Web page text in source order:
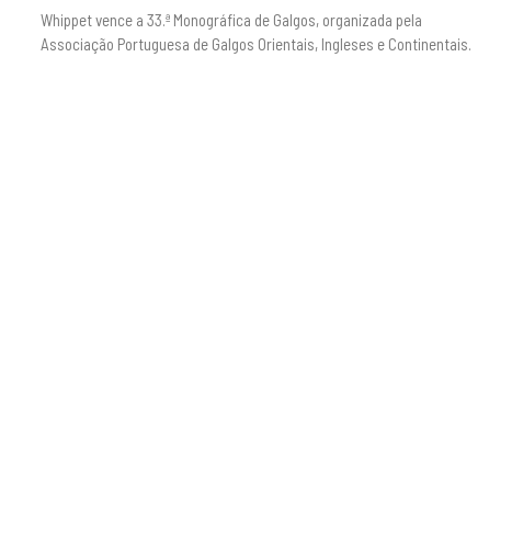
Whippet vence a 33.ª Monográfica de Galgos, organizada pela
Associação Portuguesa de Galgos Orientais, Ingleses e Continentais.